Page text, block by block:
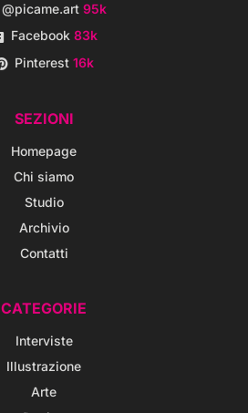
@picame.art95k
Facebook83k
Pinterest16k
SEZIONI
Homepage
Chi siamo
Studio
Archivio
Contatti
CATEGORIE
Interviste
Illustrazione
Arte